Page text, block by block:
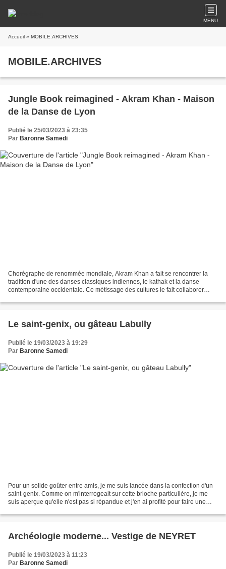
MENU
Accueil » MOBILE.ARCHIVES
MOBILE.ARCHIVES
Jungle Book reimagined - Akram Khan - Maison
de la Danse de Lyon
Publié le 25/03/2023 à 23:35
Par Baronne Samedi
Chorégraphe de renommée mondiale, Akram Khan a fait se rencontrer la
tradition d'une des danses classiques indiennes, le kathak et la danse
contemporaine occidentale. Ce métissage des cultures le fait collaborer
Le saint-genix, ou gâteau Labully
Publié le 19/03/2023 à 19:29
Par Baronne Samedi
Pour un solide goûter entre amis, je me suis lancée dans la confection d'un
saint-genix. Comme on m'interrogeait sur cette brioche particulière, je me
suis aperçue qu'elle n'est pas si répandue et j'en ai profité pour faire une
Archéologie moderne... Vestige de NEYRET
Publié le 19/03/2023 à 11:23
Par Baronne Samedi